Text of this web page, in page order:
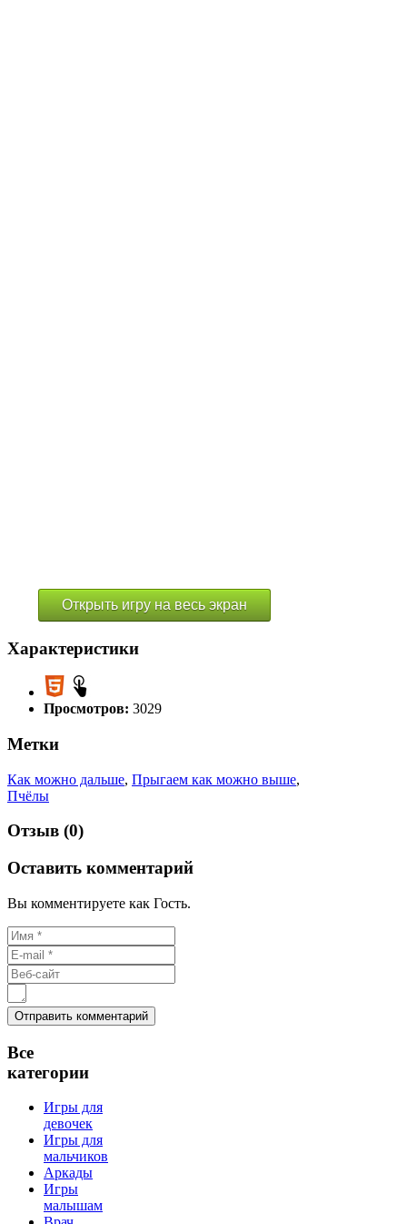
Открыть игру на весь экран
Характеристики
Просмотров: 3029
Метки
Как можно дальше, Прыгаем как можно выше,
Пчёлы
Отзыв (0)
Оставить комментарий
Вы комментируете как Гость.
Все
категории
Игры для
девочек
Игры для
мальчиков
Аркады
Игры
малышам